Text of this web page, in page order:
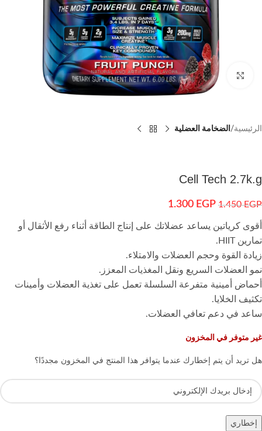
اضغط للتكبير
الرئيسية الضخامة العضلية
Cell Tech 2.7k.g
1.450EGP
1.300 EGP
أقوى كرياتين يساعد عضلاتك على إنتاج الطاقة أثناء رفع الأثقال أو
تمارين HIIT.
زيادة القوة وحجم العضلات والامتلاء.
نمو العضلات السريع ونقل المغذيات المعزز.
أحماض أمينية متفرعة السلسلة تعمل على تغذية العضلات وأمينات
تكثيف الخلايا.
ساعد في دعم تعافي العضلات.
غير متوفر في المخزون
هل تريد أن يتم إخطارك عندما يتوافر هذا المنتج في المخزون مجددًا؟
إخطاري